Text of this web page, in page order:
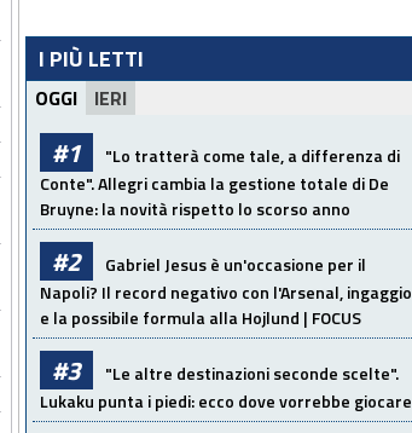
I PIÙ LETTI
OGGI IERI
#1
"Lo tratterà come tale, a differenza di
Conte". Allegri cambia la gestione totale di De
Bruyne: la novità rispetto lo scorso anno
#2
Gabriel Jesus è un'occasione per il
Napoli? Il record negativo con l'Arsenal, ingaggio
e la possibile formula alla Hojlund | FOCUS
#3
"Le altre destinazioni seconde scelte".
Lukaku punta i piedi: ecco dove vorrebbe giocare